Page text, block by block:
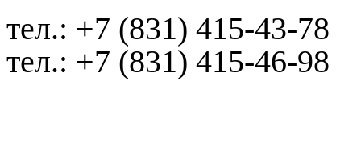
тел.: +7 (831) 415-43-78
тел.: +7 (831) 415-46-98